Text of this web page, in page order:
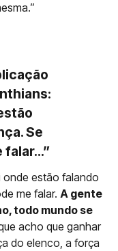
Se
onde estão falando
me falar. A gente
todo mundo se
acho que ganhar
do elenco, a força